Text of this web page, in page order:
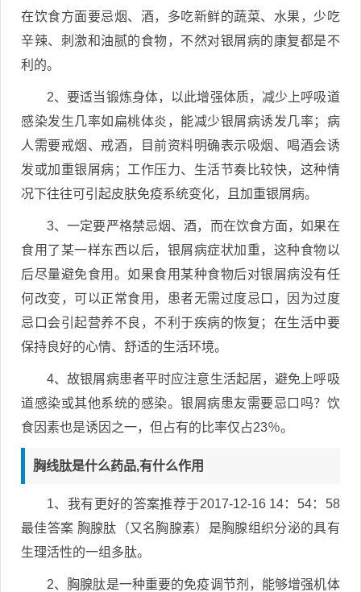
在饮食方面要忌烟、酒，多吃新鲜的蔬菜、水果，少吃
辛辣、刺激和油腻的食物，不然对银屑病的康复都是不
利的。
2、要适当锻炼身体，以此增强体质，减少上呼吸道
感染发生几率如扁桃体炎，能减少银屑病诱发几率；病
人需要戒烟、戒酒，目前资料明确表示吸烟、喝酒会诱
发或加重银屑病；工作压力、生活节奏比较快，这种情
况下往往可引起皮肤免疫系统变化，且加重银屑病。
3、一定要严格禁忌烟、酒，而在饮食方面，如果在
食用了某一样东西以后，银屑病症状加重，这种食物以
后尽量避免食用。如果食用某种食物后对银屑病没有任
何改变，可以正常食用，患者无需过度忌口，因为过度
忌口会引起营养不良，不利于疾病的恢复；在生活中要
保持良好的心情、舒适的生活环境。
4、故银屑病患者平时应注意生活起居，避免上呼吸
道感染或其他系统的感染。银屑病患友需要忌口吗？饮
食因素也是诱因之一，但占有的比率仅占23％。
胸线肽是什么药品,有什么作用
1、我有更好的答案推荐于2017-12-16 14：54：58
最佳答案 胸腺肽（又名胸腺素）是胸腺组织分泌的具有
生理活性的一组多肽。
2、胸腺肽是一种重要的免疫调节剂，能够增强机体